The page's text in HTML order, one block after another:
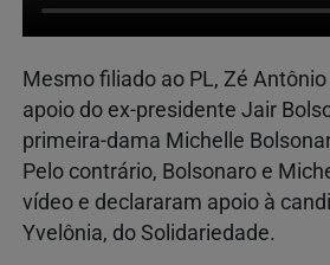
Mesmo filiado ao PL, Zé
apoio do ex-presidente Jair
primeira-dama Michelle
Pelo contrário, Bolsonaro e
vídeo e declararam apoio à
Yvelônia, do Solidariedade.